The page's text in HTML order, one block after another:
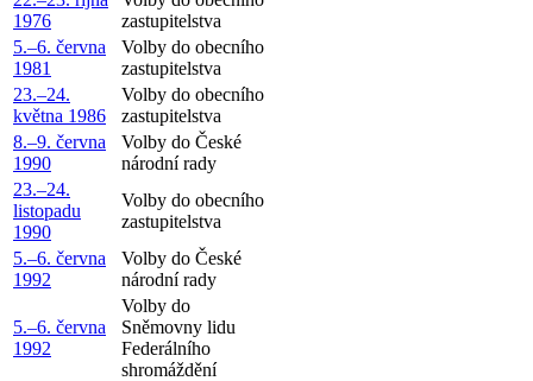
1976
zastupitelstva
5.–6. června
1981
Volby do obecního
zastupitelstva
23.–24.
května 1986
Volby do obecního
zastupitelstva
8.–9. června
1990
Volby do České
národní rady
23.–24.
listopadu
1990
Volby do obecního
zastupitelstva
5.–6. června
1992
Volby do České
národní rady
5.–6. června
1992
Volby do
Sněmovny lidu
Federálního
shromáždění